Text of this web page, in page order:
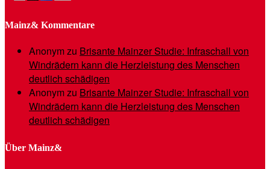
Mainz& Kommentare
Anonymzu Brisante Mainzer Studie: Infraschall von
Windrädern kann die Herzleistung des Menschen
deutlich schädigen
Anonymzu Brisante Mainzer Studie: Infraschall von
Windrädern kann die Herzleistung des Menschen
deutlich schädigen
Über Mainz&